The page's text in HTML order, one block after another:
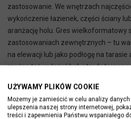
zastosowanie. We wnętrzach
wykończenie łazienek, części ściany
aranżację holu. Gres wielkoformatowy
zastosowaniach zewnętrznych – tu
na elewacji lub jako podłogę na tarasie
można też wyłożyć balustrady
UŻYWAMY PLIKÓW COOKIE
Możemy je zamieścić w celu analizy
ulepszenia naszej strony internetowej,
treści i zapewnienia Państwu wspaniałego